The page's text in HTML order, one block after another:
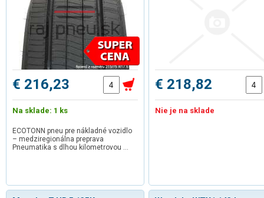
€ 216,23
Na sklade: 1 ks
ECOTONN pneu pre nákladné vozidlo
– medziregionálna preprava
Pneumatika s dlhou kilometrovou …
€ 218,82
Nie je na sklade